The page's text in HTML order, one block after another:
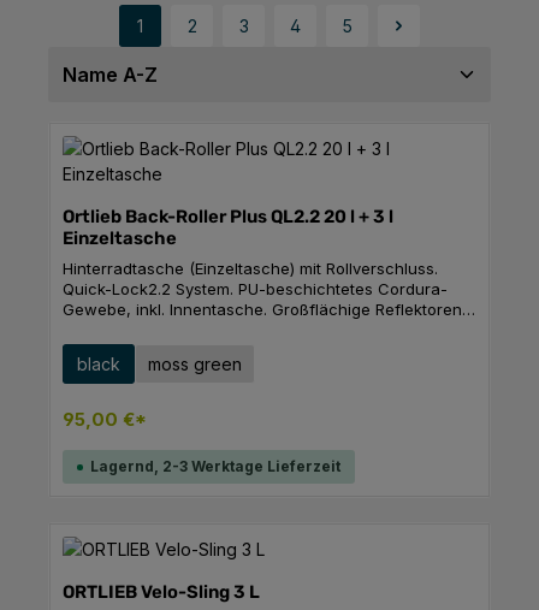
Seite
1
Seite
2
Seite
3
Seite
4
Seite
5
Ortlieb Back-Roller Plus QL2.2 20 l + 3 l
Einzeltasche
Hinterradtasche (Einzeltasche) mit Rollverschluss.
Quick-Lock2.2 System. PU-beschichtetes Cordura-
Gewebe, inkl. Innentasche. Großflächige Reflektoren.
Tasche. Kombinationsmöglichkeit mit Rack-Pack 24 l
und 31 l auf dem Hinterradgepäckträger.Das neue
die sich flexibel an verschiedene Rohrdurchmesser
anpassen lassen. Damit sind die Montage und der
Wechsel zwischen verschiedenen Fahrrädern mit
unterschiedlichen Gepäckträger noch einfacher.
Gepäckträger ermöglicht.
Farbe auswählen
black moss green
95,00 €*
Lagernd, 2-3 Werktage Lieferzeit
ORTLIEB Velo-Sling 3 L